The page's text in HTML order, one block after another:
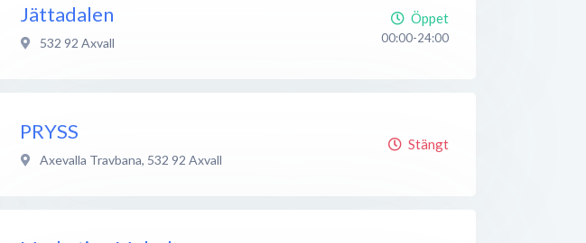
Jättadalen
532 92 Axvall
Öppet
00:00-24:00
PRYSS
Axevalla Travbana, 532 92 Axvall
Stängt